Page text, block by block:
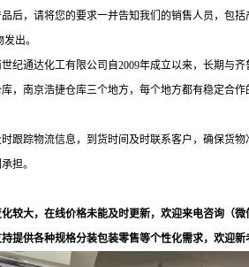
后，请将您的要求一并告知我们的销售人员，包
出。
世纪通达化工有限公司自2009年成立以来，长期
，南京浩捷仓库三个地方，每个地方都有稳定合
跟踪物流信息，到货时间及时联系客户，确保货
担。
较大，在线价格未能及时更新，欢迎来电咨询（微
提供各种规格分装包装零售等个性化需求，欢迎